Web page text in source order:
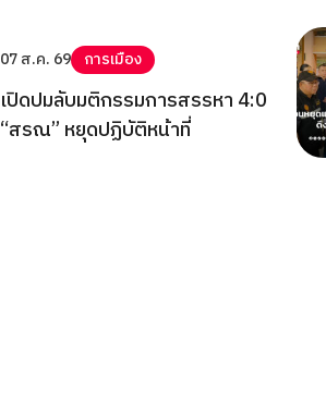
07 ส.ค. 69 การเมือง
เปิดปมลับมติกรรมการสรรหา 4:0
“สรณ” หยุดปฏิบัติหน้าที่